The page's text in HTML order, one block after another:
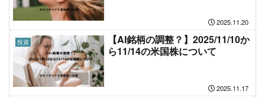
2025.11.20
投資
【AI銘柄の調整？】2025/11/10か
ら11/14の米国株について
2025.11.17